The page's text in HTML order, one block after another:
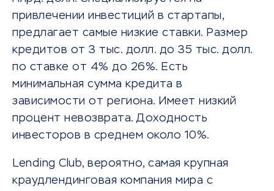
привлечении инвестиций в стартапы,
предлагает самые низкие ставки. Размер
кредитов от 3 тыс. долл. до 35 тыс. долл.
по ставке от 4% до 26%. Есть
минимальная сумма кредита в
зависимости от региона. Имеет низкий
процент невозврата. Доходность
инвесторов в среднем около 10%.
Lending Club, вероятно, самая крупная
краудлендинговая компания мира с